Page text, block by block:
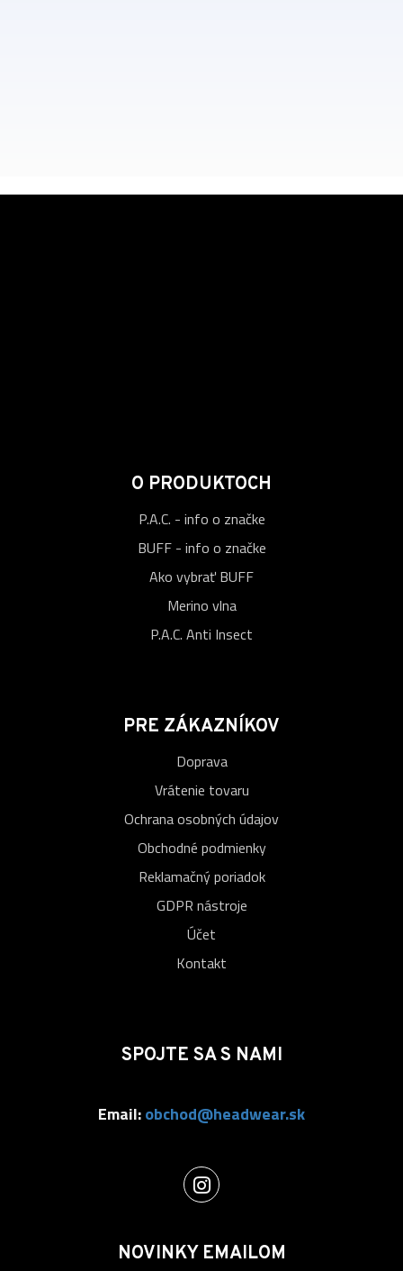
O PRODUKTOCH
P.A.C. - info o značke
BUFF - info o značke
Ako vybrať BUFF
Merino vlna
P.A.C. Anti Insect
PRE ZÁKAZNÍKOV
Doprava
Vrátenie tovaru
Ochrana osobných údajov
Obchodné podmienky
Reklamačný poriadok
GDPR nástroje
Účet
Kontakt
SPOJTE SA S NAMI
Email:obchod@headwear.sk
NOVINKY EMAILOM